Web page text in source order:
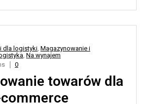
dla logistyki, Magazynowanie i
, Na wynajem
0
towarów dla